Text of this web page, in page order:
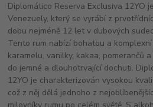
Diplomático Reserva Exclusiva 12YO
Venezuely, který se vyrábí z
dobu nejméně 12 let v dubových
Tento rum nabízí bohatou a
karamelu, vanilky, kakaa, pomerančů
do jemné a dlouhotrvající dochuti.
12YO je charakterizován vysokou
což z něj dělá jednoho z